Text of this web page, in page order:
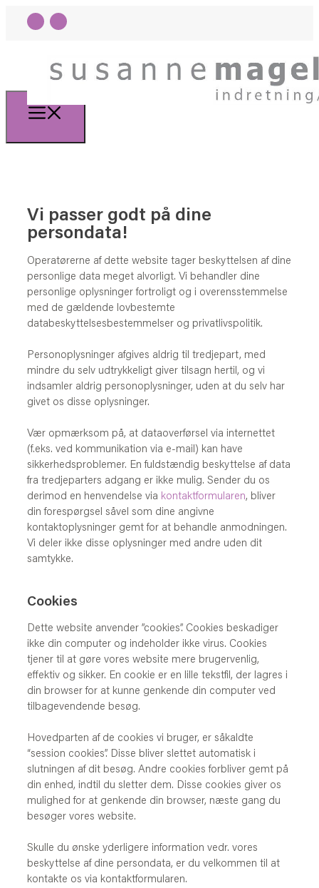
Vi passer godt på dine
persondata!
Operatørerne af dette website tager beskyttelsen af dine
personlige data meget alvorligt. Vi behandler dine
personlige oplysninger fortroligt og i overensstemmelse
med de gældende lovbestemte
databeskyttelsesbestemmelser og privatlivspolitik.
Personoplysninger afgives aldrig til tredjepart, med
mindre du selv udtrykkeligt giver tilsagn hertil, og vi
indsamler aldrig personoplysninger, uden at du selv har
givet os disse oplysninger.
Vær opmærksom på, at dataoverførsel via internettet
(f.eks. ved kommunikation via e-mail) kan have
sikkerhedsproblemer. En fuldstændig beskyttelse af data
fra tredjeparters adgang er ikke mulig. Sender du os
derimod en henvendelse via kontaktformularen, bliver
din forespørgsel såvel som dine angivne
kontaktoplysninger gemt for at behandle anmodningen.
Vi deler ikke disse oplysninger med andre uden dit
samtykke.
Cookies
Dette website anvender ”cookies”. Cookies beskadiger
ikke din computer og indeholder ikke virus. Cookies
tjener til at gøre vores website mere brugervenlig,
effektiv og sikker. En cookie er en lille tekstfil, der lagres i
din browser for at kunne genkende din computer ved
tilbagevendende besøg.
Hovedparten af de cookies vi bruger, er såkaldte
“session cookies”. Disse bliver slettet automatisk i
slutningen af dit besøg. Andre cookies forbliver gemt på
din enhed, indtil du sletter dem. Disse cookies giver os
mulighed for at genkende din browser, næste gang du
besøger vores website.
Skulle du ønske yderligere information vedr. vores
beskyttelse af dine persondata, er du velkommen til at
kontakte os via kontaktformularen.